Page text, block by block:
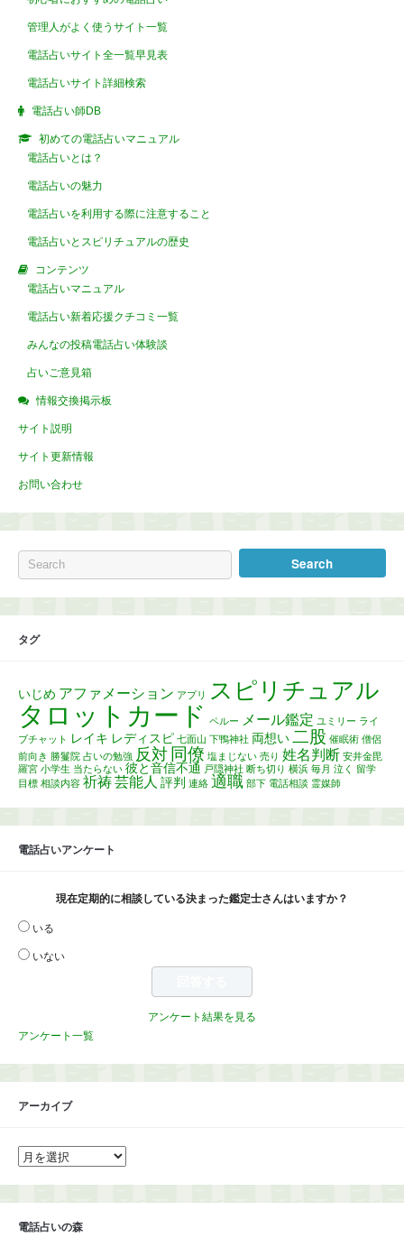
管理人がよく使うサイト一覧
電話占いサイト全一覧早見表
電話占いサイト詳細検索
電話占い師DB
初めての電話占いマニュアル
電話占いとは？
電話占いの魅力
電話占いを利用する際に注意すること
電話占いとスピリチュアルの歴史
コンテンツ
電話占いマニュアル
電話占い新着応援クチコミ一覧
みんなの投稿電話占い体験談
占いご意見箱
情報交換掲示板
サイト説明
サイト更新情報
お問い合わせ
タグ
いじめ アファメーション アプリ スピリチュアル
タロットカード ペルー メール鑑定 ユミリー ライ
ブチャット レイキ レディスピ 七面山 下鴨神社 両想い二股 催眠術 僧侶
前向き 勝鬘院 占いの勉強 反対 同僚 塩まじない 売り 姓名判断 安井金毘
羅宮 小学生 当たらない 彼と音信不通 戸隠神社 断ち切り 横浜 毎月 泣く
留学
目標 相談内容 祈祷芸能人 評判 連絡 適職 部下 電話相談 霊媒師
電話占いアンケート
現在定期的に相談している決まった鑑定士さんはいますか？
いる
いない
アンケート結果を見る
アンケート一覧
アーカイブ
ア
ー
イ
電話占いの森